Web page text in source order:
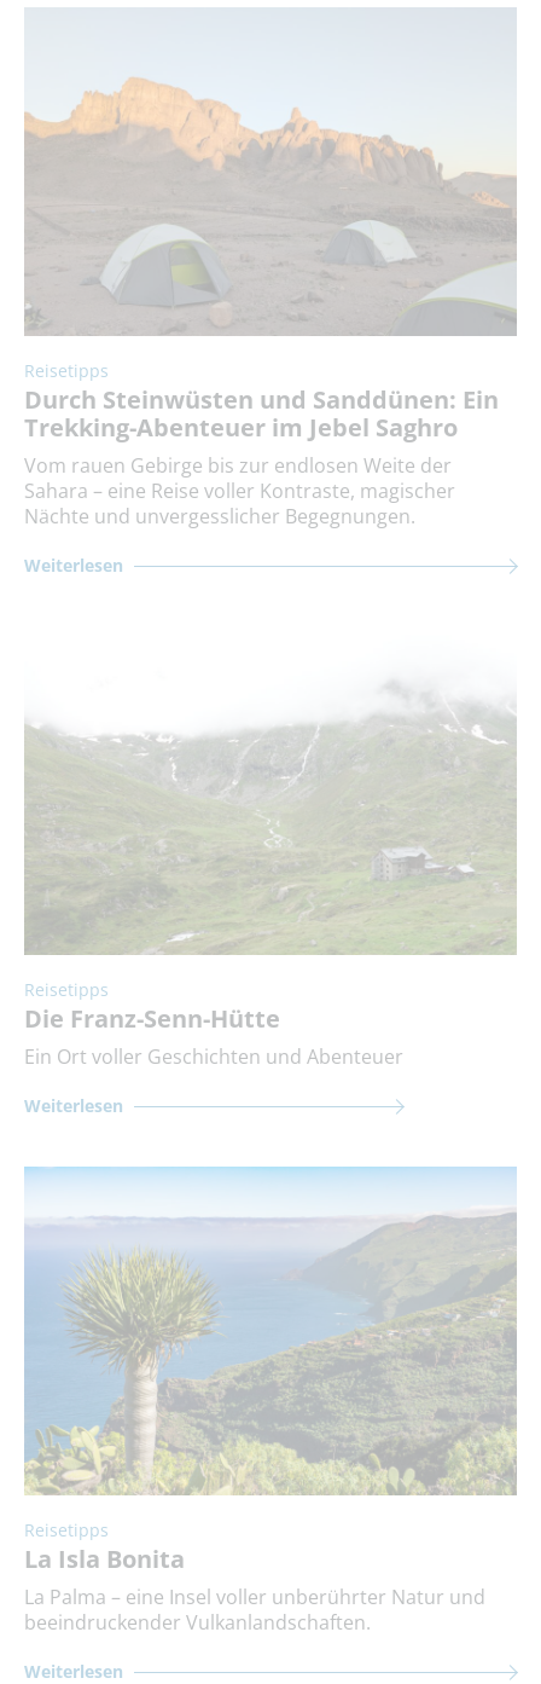
Reisetipps
Durch Steinwüsten und Sanddünen: Ein
Trekking-Abenteuer im Jebel Saghro
Vom rauen Gebirge bis zur endlosen Weite der
Sahara – eine Reise voller Kontraste, magischer
Nächte und unvergesslicher Begegnungen.
Weiterlesen
Reisetipps
Die Franz-Senn-Hütte
Ein Ort voller Geschichten und Abenteuer
Weiterlesen
Reisetipps
La Isla Bonita
La Palma – eine Insel voller unberührter Natur und
beeindruckender Vulkanlandschaften.
Weiterlesen